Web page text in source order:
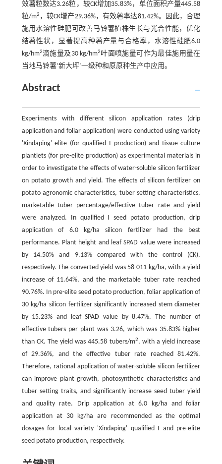
效薯粒数达3.26粒，较CK增加35.83%，单位面积产量445.58
粒/m2 ，较CK增产29.36%，有效薯率达81.42%。因此，合理
施用水溶性硅肥可改善马铃薯植株生长与光合性能，优化
结薯性状，显著提高种薯产量与合格率，水溶性硅肥6.0
kg/hm2滴施量及30 kg/hm2叶面喷施量可作为最佳施用量在
当地马铃薯‘新大坪’一级种和原原种生产中应用。
Abstract
Experiments with different silicon application rates (drip
application and foliar application) were conducted using variety
'Xindaping' elite (for qualified I production) and tissue culture
plantlets (for pre-elite production) as experimental materials in
order to investigate the effects of water-soluble silicon fertilizer
on potato growth and yield. The effects of silicon fertilizer on
potato agronomic characteristics, tuber setting characteristics,
marketable tuber percentage/effective tuber rate and yield
were analyzed. In qualified I seed potato production, drip
application of 6.0 kg/ha silicon fertilizer had the best
performance. Plant height and leaf SPAD value were increased
by 14.50% and 9.13% compared with the control (CK),
respectively. The converted yield was 58 011 kg/ha, with a yield
increase of 11.64%, and the marketable tuber rate reached
90.76%. In pre-elite seed potato production, foliar application of
30 kg/ha silicon fertilizer significantly increased stem diameter
by 15.23% and leaf SPAD value by 8.47%. The number of
effective tubers per plant was 3.26, which was 35.83% higher
than CK. The yield was 445.58 tubers/m2, with a yield increase
of 29.36%, and the effective tuber rate reached 81.42%.
Therefore, rational application of water-soluble silicon fertilizer
can improve plant growth, photosynthetic characteristics and
tuber setting traits, and significantly increase seed tuber yield
and quality rate. Drip application at 6.0 kg/ha and foliar
application at 30 kg/ha are recommended as the optimal
dosages for local variety 'Xindaping' qualified I and pre-elite
seed potato production, respectively.